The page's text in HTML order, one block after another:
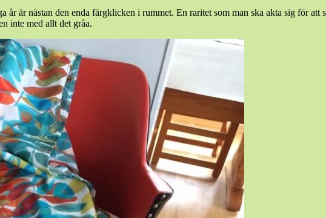
år är nästan den enda färgklicken i rummet. En raritet som man ska akta sig för
inte med allt det gråa.